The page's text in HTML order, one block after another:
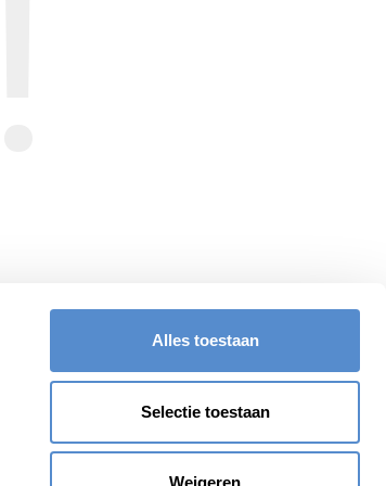
Alles toestaan
Selectie toestaan
Weigeren